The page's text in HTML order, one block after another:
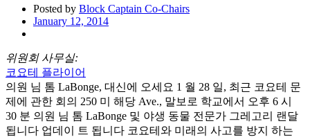
Posted by Block Captain Co-Chairs
January 12, 2014
위원회 사무실:
코요테 플라이어
의원 님 톰 LaBonge, 대신에 오세요 1 월 28 일, 최근 코요테 문
제에 관한 회의 250 미 해당 Ave., 말보로 학교에서 오후 6 시
30 분 의원 님 톰 LaBonge 및 야생 동물 전문가 그레고리 랜달
됩니다 업데이 트 됩니다 코요테와 미래의 사고를 방지 하는